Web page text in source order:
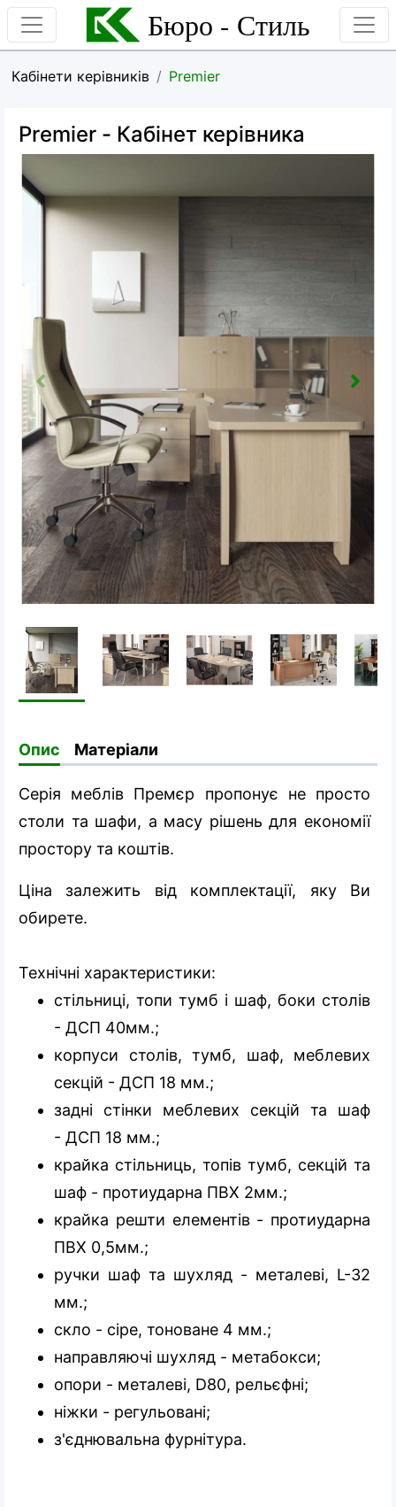
Бюро - Стиль
Кабінети керівників Premier
Premier - Кабінет керівника
Опис Матеріали
Серія меблів Премєр пропонує не просто
столи та шафи, а масу рішень для економії
простору та коштів.
Ціна залежить від комплектації, яку Ви
обирете.
Технічні характеристики:
стільниці, топи тумб і шаф, боки столів
- ДСП 40мм.;
корпуси столів, тумб, шаф, меблевих
секцій - ДСП 18 мм.;
задні стінки меблевих секцій та шаф
- ДСП 18 мм.;
крайка стільниць, топів тумб, секцій та
шаф - протиударна ПВХ 2мм.;
крайка решти елементів - протиударна
ПВХ 0,5мм.;
ручки шаф та шухляд - металеві, L-32
мм.;
скло - сіре, тоноване 4 мм.;
направляючі шухляд - метабокси;
опори - металеві, D80, рельєфні;
ніжки - регульовані;
з'єднювальна фурнітура.